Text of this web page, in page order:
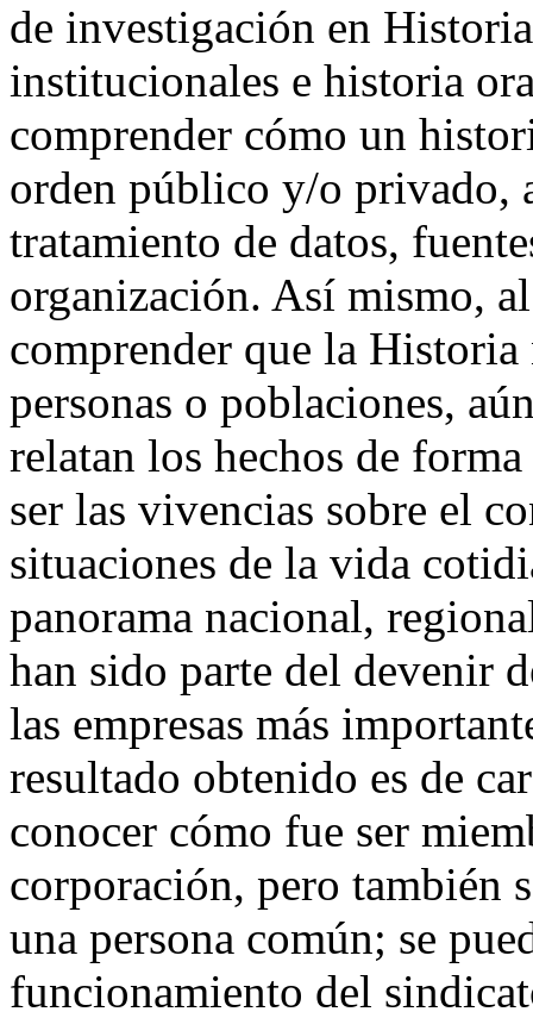
de investigación en
institucionales e historia
comprender cómo un
orden público y/o privado,
tratamiento de datos,
organización. Así mismo,
comprender que la
personas o poblaciones,
relatan los hechos de
ser las vivencias sobre el
situaciones de la vida
panorama nacional,
han sido parte del devenir
las empresas más
resultado obtenido es de
conocer cómo fue ser
corporación, pero también
una persona común; se
funcionamiento del